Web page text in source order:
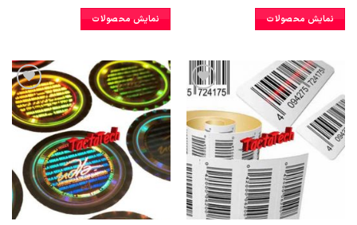
نمایش محصولات نمایش محصولات
به
علاقه
مندی
ها
افزودن
به
علاقه
مندی
ها